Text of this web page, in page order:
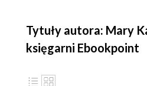
Tytuły autora: Mary
księgarni Ebookpoint